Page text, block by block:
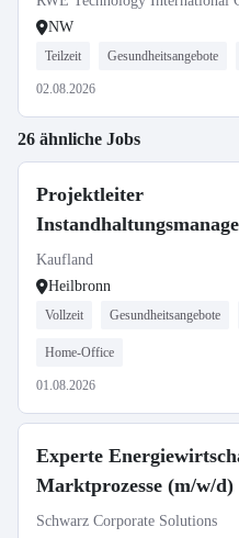
NW
Teilzeit Gesundheitsangebote
02.08.2026
26 ähnliche Jobs
Projektleiter
Kaufland
Heilbronn
Vollzeit Gesundheitsangebote
Home-Office
01.08.2026
Experte
Marktprozesse (m/w/d)
Schwarz Corporate Solutions